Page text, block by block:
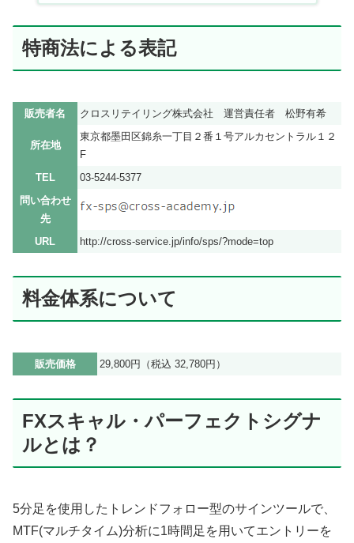
特商法による表記
販売者名 クロスリテイリング株式会社 運営責任者 松野有希
所在地
東京都墨田区錦糸一丁目２番１号アルカセントラル１２
F
TEL
03-5244-5377
問い合わせ
先
URL
http://cross-service.jp/info/sps/?mode=top
料金体系について
販売価格 29,800円（税込 32,780円）
FXスキャル・パーフェクトシグナ
ルとは？
5分足を使用したトレンドフォロー型のサインツールで、
MTF(マルチタイム)分析に1時間足を用いてエントリーを